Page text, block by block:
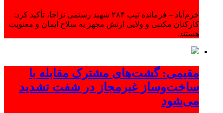
خرم‌آباد – فرمانده تیپ ۲۸۴ شهید رستمی نزاجا، تأکید کرد:
کارکنان مکتبی و ولایی ارتش مجهز به سلاح ایمان و معنویت
هستند.
مقیمی: گشت‌های مشترک مقابله با
ساخت‌وساز غیرمجاز در شفت تشدید
می‌شود